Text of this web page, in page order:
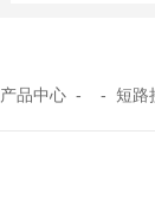
产品中心 - - 短路